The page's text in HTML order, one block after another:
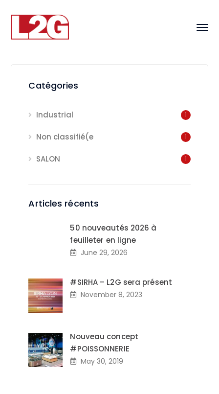
Catégories
Industrial 1
Non classifié(e 1
SALON 1
Articles récents
50 nouveautés 2026 à
feuilleter en ligne
June 29, 2026
#SIRHA – L2G sera présent
November 8, 2023
Nouveau concept
#POISSONNERIE
May 30, 2019